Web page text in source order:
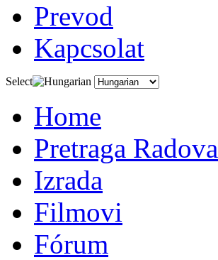
Prevod
Kapcsolat
Select
Home
Pretraga Radova
Izrada
Filmovi
Fórum